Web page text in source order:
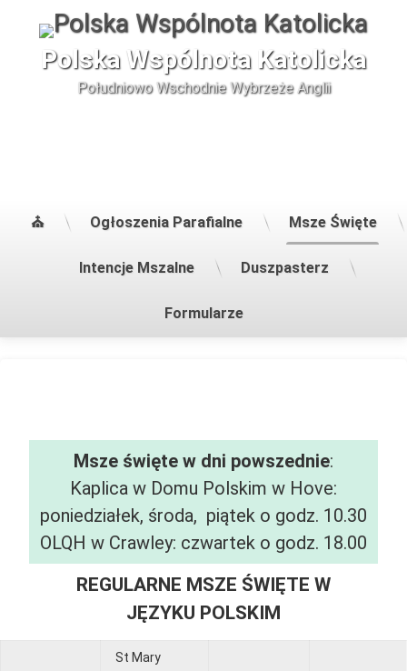
Polska Wspólnota Katolicka
Południowo Wschodnie Wybrzeże Anglii
⛪ Ogłoszenia Parafialne Msze Święte
Intencje Mszalne Duszpasterz
Formularze
święte
polskim
Msze święte w dni powszednie:
Kaplica w Domu Polskim w Hove:
poniedziałek, środa, piątek o godz. 10.30
OLQH w Crawley: czwartek o godz. 18.00
REGULARNE MSZE ŚWIĘTE W
JĘZYKU POLSKIM
St Mary